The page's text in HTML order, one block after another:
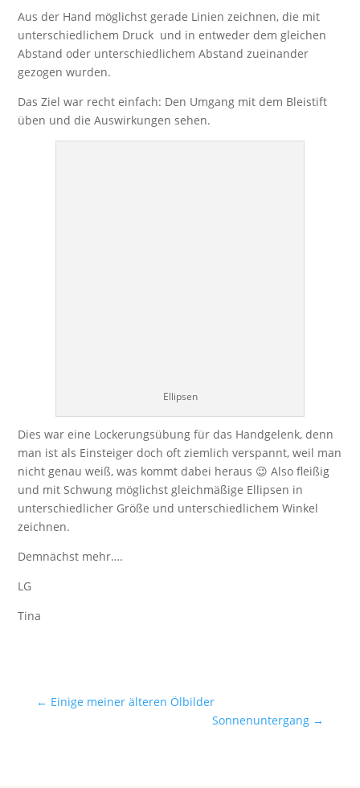
Aus der Hand möglichst gerade Linien zeichnen, die mit
unterschiedlichem Druck und in entweder dem gleichen
Abstand oder unterschiedlichem Abstand zueinander
gezogen wurden.
Das Ziel war recht einfach: Den Umgang mit dem Bleistift
üben und die Auswirkungen sehen.
Ellipsen
Dies war eine Lockerungsübung für das Handgelenk, denn
man ist als Einsteiger doch oft ziemlich verspannt, weil man
nicht genau weiß, was kommt dabei heraus 😉 Also fleißig
und mit Schwung möglichst gleichmäßige Ellipsen in
unterschiedlicher Größe und unterschiedlichem Winkel
zeichnen.
Demnächst mehr….
LG
Tina
← Einige meiner älteren Ölbilder
Sonnenuntergang →